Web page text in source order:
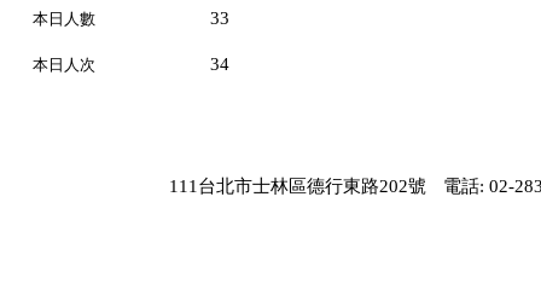
本日人數 33
本日人次 34
111台北市士林區德行東路202號 電話: 02-